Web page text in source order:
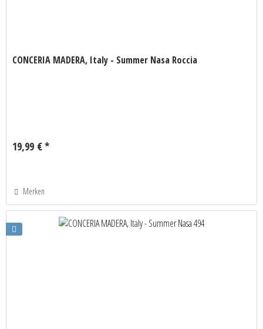
CONCERIA MADERA, Italy - Summer Nasa Roccia
19,99 € *
Merken